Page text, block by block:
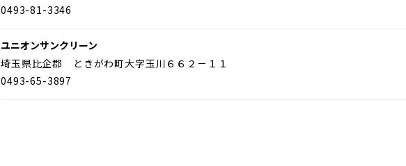
0493-81-3346
ユニオンサンクリーン
埼玉県比企郡 ときがわ町大字玉川６６２－１１
0493-65-3897